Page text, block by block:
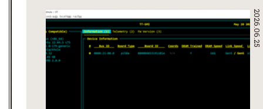
2026.06.25